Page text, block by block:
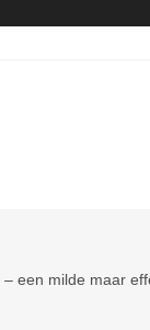
– een milde maar